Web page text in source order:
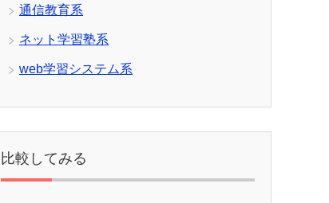
通信教育系
ネット学習塾系
web学習システム系
比較してみる